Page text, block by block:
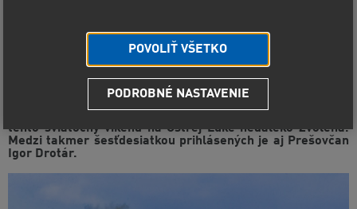
tento sviatočný víkend na Ostrej Lúke neďaleko Zvolena.
Medzi takmer šesťdesiatkou prihlásených je aj Prešovčan
Igor Drotár.
POVOLIŤ VŠETKO
PODROBNÉ NASTAVENIE